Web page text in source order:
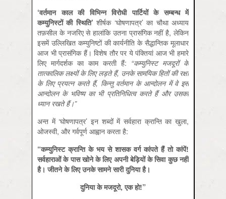
‘वर्तमान काल की विभिन्न विरोधी पार्टियों के सम्बन्ध में
कम्युनिस्टों की स्थिति’ शीर्षक ‘घोषणापत्र’ का चौथा अध्याय
तफ़सील के नजरिए से हालांकि उतना प्रासंगिक नहीं है, लेकिन
इसमें उल्लिखित कम्युनिष्टों की कार्यनीति के सैद्धान्तिक मूलाधार
आज भी प्रासंगिक हैं। विशेष तौर पर ये पंक्तियां आज भी हमारे
लिए मार्गदर्शक का काम करती हैं: “कम्युनिस्ट मजदूरों के
तात्कालिक लक्ष्यों के लिए लड़ते हैं, उनके सामयिक हितों की रक्षा
के लिए प्रयत्न करते हैं, किन्तु वर्तमान के आन्दोलन में वे इस
आन्दोलन के भविष्य का भी प्रतिनिधित्व करते हैं और उसका
ध्यान रखते हैं।”
अन्त में ‘घोषणापत्र’ इन शब्दों में सर्वहारा क्रान्ति का खुला,
ओजस्वी, और गर्वपूर्ण आह्वान करता है:
“कम्युनिस्ट क्रान्ति के भय से शासक वर्ग कांपते हैं तो कांपें!
सर्वहाराओं के पास खोने के लिए अपनी बेड़ियों के सिवा कुछ नहीं
है। जीतने के लिए उनके सामने सारी दुनिया है।
दुनिया के मजदूरो,एक हो!”